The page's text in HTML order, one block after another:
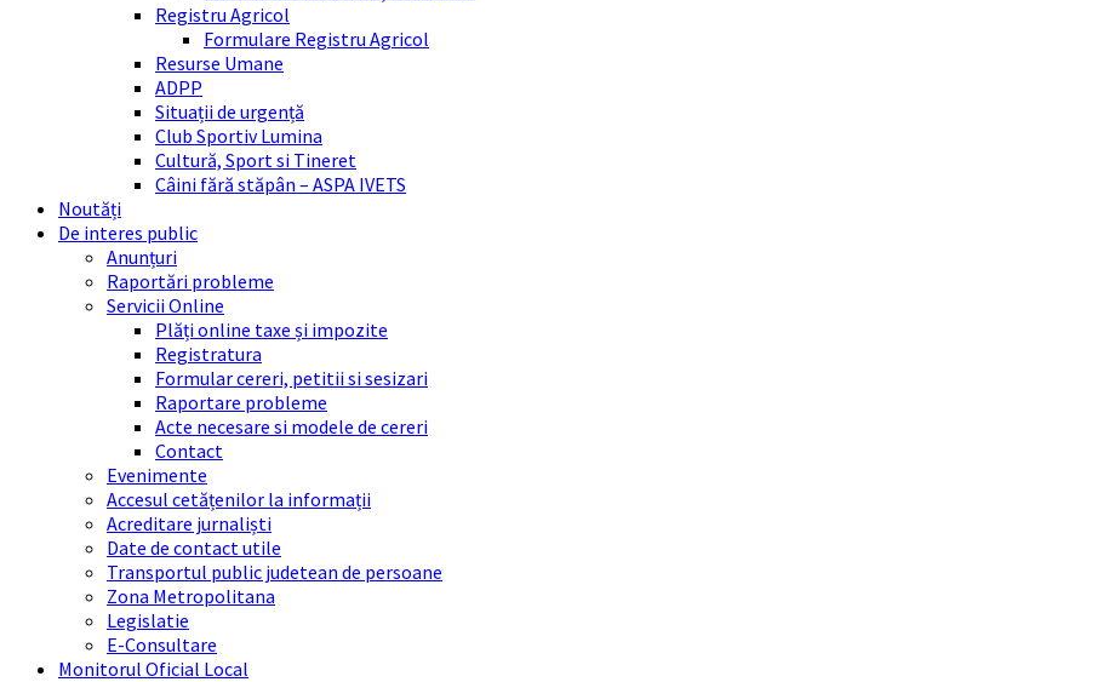
Registru Agricol
Formulare Registru Agricol
Resurse Umane
ADPP
Situații de urgență
Club Sportiv Lumina
Cultură, Sport si Tineret
Câini fără stăpân – ASPA IVETS
Noutăți
De interes public
Anunțuri
Raportări probleme
Servicii Online
Plăți online taxe și impozite
Registratura
Formular cereri, petitii si sesizari
Raportare probleme
Acte necesare si modele de cereri
Contact
Evenimente
Accesul cetățenilor la informații
Acreditare jurnaliști
Date de contact utile
Transportul public judetean de persoane
Zona Metropolitana
Legislatie
E-Consultare
Monitorul Oficial Local